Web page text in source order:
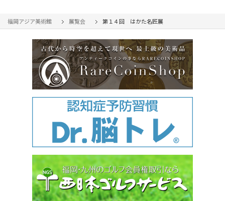
福岡アジア美術館 展覧会 第１４回 はかた名匠展